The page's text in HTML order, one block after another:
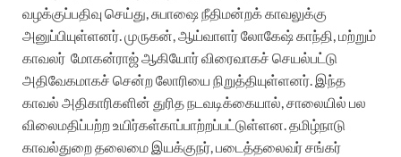
வழக்குப்பதிவு செய்து, சுபாஷை நீதிமன்றக் காவலுக்கு
அனுப்பியுள்ளனர். முருகன், ஆய்வாளர் லோகேஷ் காந்தி, மற்றும்
காவலர் மோகன்ராஜ் ஆகியோர் விரைவாகச் செயல்பட்டு
அதிவேகமாகச் சென்ற லோரியை நிறுத்தியுள்ளனர். இந்த
காவல் அதிகாரிகளின் துரித நடவடிக்கையால், சாலையில் பல
விலைமதிப்பற்ற உயிர்கள்காப்பாற்றப்பட்டுள்ளன. தமிழ்நாடு
காவல்துறை தலைமை இயக்குநர், படைத்தலைவர் சங்கர்